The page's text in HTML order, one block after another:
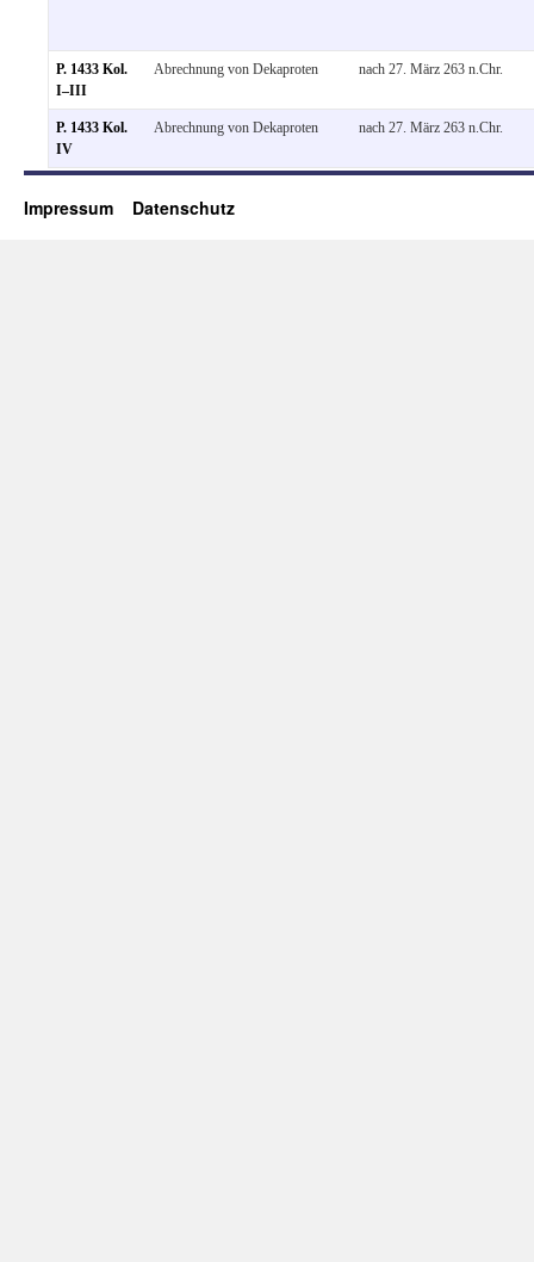
P. 1433 Kol.
I–III
Abrechnung von Dekaproten nach 27. März 263 n.Chr.
P. 1433 Kol.
IV
Abrechnung von Dekaproten nach 27. März 263 n.Chr.
Impressum Datenschutz